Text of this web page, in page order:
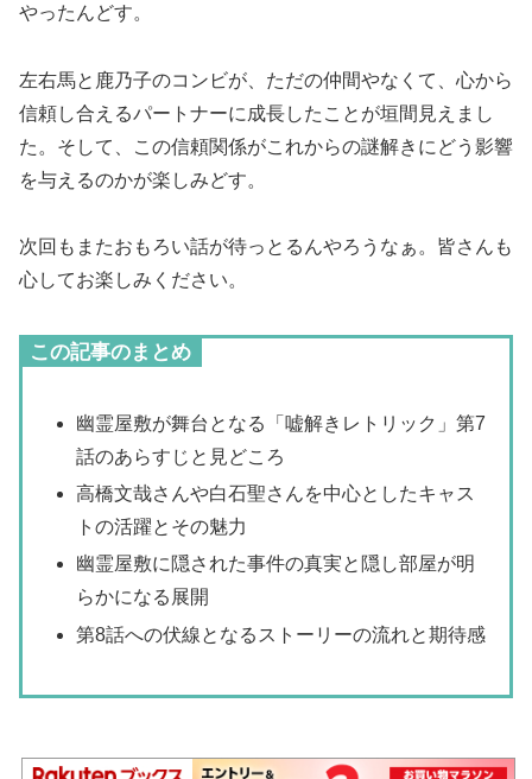
やったんどす。
左右馬と鹿乃子のコンビが、ただの仲間やなくて、心から
信頼し合えるパートナーに成長したことが垣間見えまし
た。そして、この信頼関係がこれからの謎解きにどう影響
を与えるのかが楽しみどす。
次回もまたおもろい話が待っとるんやろうなぁ。皆さんも
心してお楽しみください。
この記事のまとめ
幽霊屋敷が舞台となる「嘘解きレトリック」第7
話のあらすじと見どころ
高橋文哉さんや白石聖さんを中心としたキャス
トの活躍とその魅力
幽霊屋敷に隠された事件の真実と隠し部屋が明
らかになる展開
第8話への伏線となるストーリーの流れと期待感